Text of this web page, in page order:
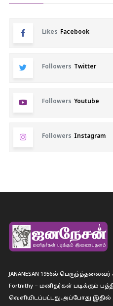
Likes Facebook
Followers Twitter
Followers Youtube
Followers Instagram
JANANESAN 1956ல்
Fortnithy – மனிதர்கள் படிக்கும்
வெளியிடப்பட்டது.அப்போது